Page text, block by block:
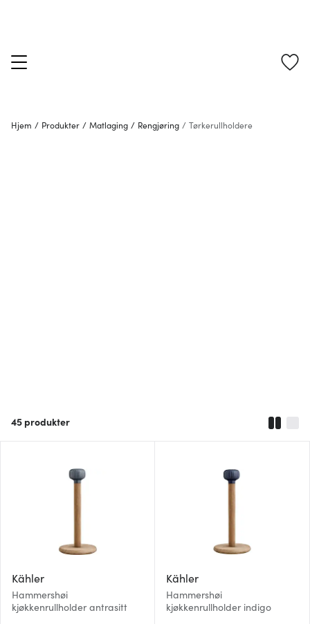
Hjem / Produkter / Matlaging / Rengjøring / Tørkerullholdere
45 produkter
Kähler
Hammershøi
kjøkkenrullholder antrasitt
Kähler
Hammershøi
kjøkkenrullholder indigo